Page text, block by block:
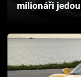
Sledujte prima+
Přihlášení
milionáři